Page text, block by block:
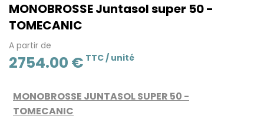
MONOBROSSE Juntasol super 50 -
TOMECANIC
A partir de
2754.00 € TTC / unité
MONOBROSSE JUNTASOL SUPER 50 -
TOMECANIC